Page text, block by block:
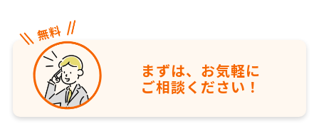
まずは、お気軽に
ご相談ください！